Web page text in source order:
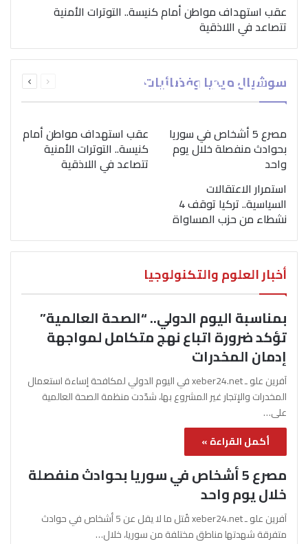
عقب استهداف مواطن أمام كنيسة.. التوترات الأمنية
تتصاعد في اللاذقية
سوشيال ميديا وفضائيات الصفحةالصفحة
بمناسبة اليوم الدولي..
“الصحة العالمية” تؤكد
ضرورة اتباع نهج متكامل
لمواجهة إدمان المخدرات
مصرع 5 أشخاص في سوريا
بحوادث منفصلة خلال يوم
واحد
عقب استهداف مواطن أمام
كنيسة.. التوترات الأمنية
تتصاعد في اللاذقية
استمرار الاعتقالات
السياسية.. تركيا توقف 4
نشطاء من حزب المساواة
أخبار العلوم والتكنولوجيا
بمناسبة اليوم الدولي.. “الصحة العالمية”
تؤكد ضرورة اتباع نهج متكامل لمواجهة
إدمان المخدرات
آفرين علو ـ xeber24.net في اليوم الدولي لمكافحة إساءة استعمال
المخدرات والإتجار غير المشروع بها، شدّدت منظمة الصحة العالمية
على…
أكمل القراءة »
مصرع 5 أشخاص في سوريا بحوادث منفصلة
خلال يوم واحد
آفرين علو ـ xeber24.net قُتل ما لا يقل عن 5 أشخاص في حوادث
متفرقة شهدتها مناطق مختلفة من سوريا، خلال…